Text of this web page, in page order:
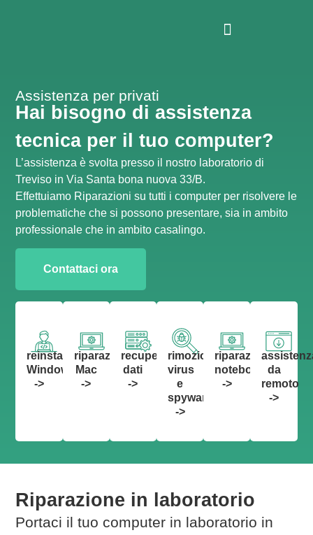
Assistenza per privati
Hai bisogno di assistenza
tecnica per il tuo computer?
L’assistenza è svolta presso il nostro laboratorio di
Treviso in Via Santa bona nuova 33/B.
Effettuiamo Riparazioni su tutti i computer per risolvere le
problematiche che si possono presentare, sia in ambito
professionale che in ambito casalingo.
Contattaci ora
reinstallazione
Windows
->
riparazione
Mac
->
recupero
dati
->
rimozione
virus
e
spyware
->
riparazione
notebook
->
da
remoto
->
Riparazione in laboratorio
Portaci il tuo computer in laboratorio in